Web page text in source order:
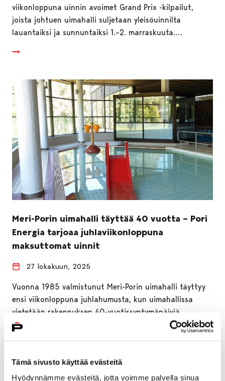
Tämä sivusto käyttää evästeitä
Hyödynnämme evästeitä, jotta voimme palvella sinua
viikonloppuna uinnin avoimet Grand Prix -kilpailut,
joista johtuen uimahalli suljetaan yleisöuinnilta
lauantaiksi ja sunnuntaiksi 1.–2. marraskuuta.…
Meri-Porin uimahalli täyttää 40 vuotta – Pori
Energia tarjoaa juhlaviikonloppuna
maksuttomat uinnit
27 lokakuun, 2025
Vuonna 1985 valmistunut Meri-Porin uimahalli täyttyy
ensi viikonloppuna juhlahumusta, kun uimahallissa
vietetään rakennuksen 40-vuotissyntymäpäiviä.
Pyöreiden kunniaksi uimahalli avataan poikkeuksellisesti